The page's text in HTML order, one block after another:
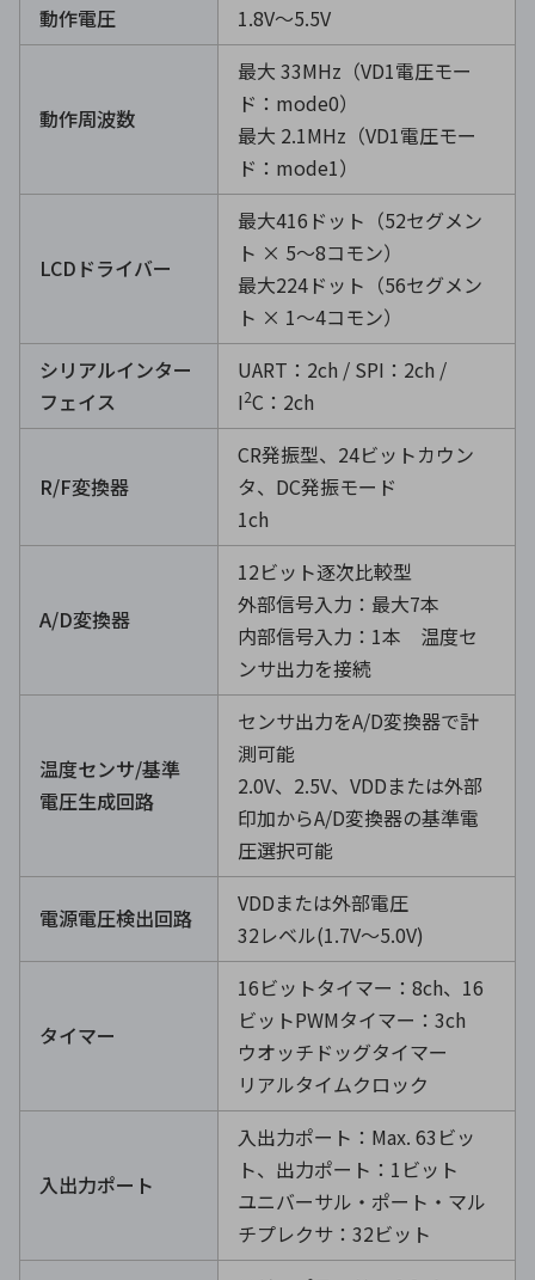
動作電圧 1.8V～5.5V
動作周波数
最大 33MHz（VD1電圧モー
ド：mode0）
最大 2.1MHz（VD1電圧モー
ド：mode1）
LCDドライバー
最大416ドット（52セグメン
ト × 5～8コモン）
最大224ドット（56セグメン
ト × 1～4コモン）
シリアルインター
フェイス
UART：2ch / SPI：2ch /
I2C：2ch
R/F変換器
CR発振型、24ビットカウン
タ、DC発振モード
1ch
A/D変換器
12ビット逐次比較型
外部信号入力：最大7本
内部信号入力：1本 温度セ
ンサ出力を接続
温度センサ/基準
電圧生成回路
センサ出力をA/D変換器で計
測可能
2.0V、2.5V、VDDまたは外部
印加からA/D変換器の基準電
圧選択可能
電源電圧検出回路
VDDまたは外部電圧
32レベル(1.7V～5.0V)
タイマー
16ビットタイマー：8ch、16
ビットPWMタイマー：3ch
ウオッチドッグタイマー
リアルタイムクロック
入出力ポート
入出力ポート：Max. 63ビッ
ト、出力ポート：1ビット
ユニバーサル・ポート・マル
チプレクサ：32ビット